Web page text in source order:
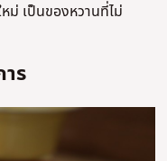
ม่ เป็นของหวานที่ไม่
ร